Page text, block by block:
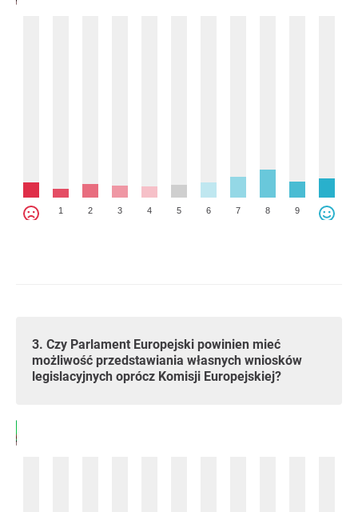
1 2 3 4 5 6 7 8 9
3. Czy Parlament Europejski powinien mieć
możliwość przedstawiania własnych wniosków
legislacyjnych oprócz Komisji Europejskiej?